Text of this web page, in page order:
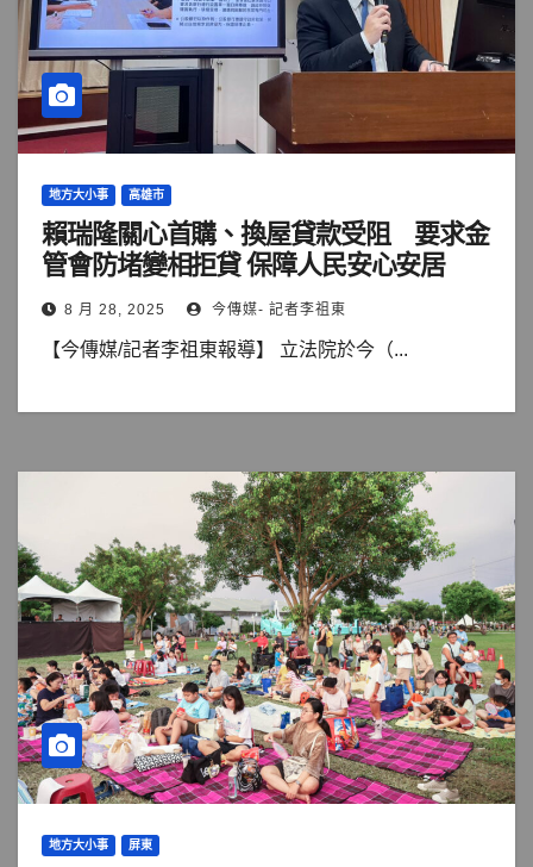
地方大小事 高雄市
賴瑞隆關心首購、換屋貸款受阻 要求金
管會防堵變相拒貸 保障人民安心安居
8 月 28, 2025 今傳媒- 記者李祖東
【今傳媒/記者李祖東報導】 立法院於今（...
地方大小事 屏東